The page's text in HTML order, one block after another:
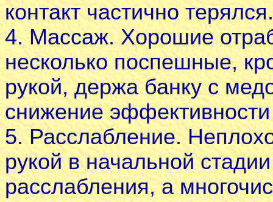
контакт частично терялся.
4. Массаж. Хорошие
несколько поспешные,
рукой, держа банку с
снижение
5. Расслабление.
рукой в начальной
расслабления, а